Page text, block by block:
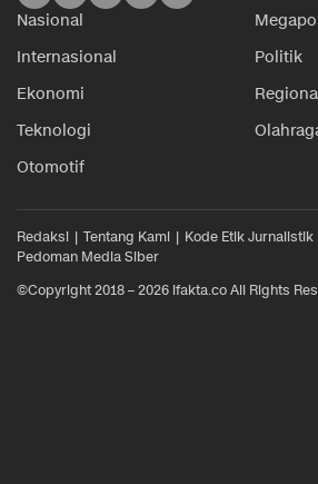
Nasional
Internasional
Politik
Ekonomi
Teknologi
Otomotif
Redaksi Tentang Kami Kode Etik Jurnalistik
Pedoman Media Siber
©Copyright 2018 – 2026 ifakta.co All Rights